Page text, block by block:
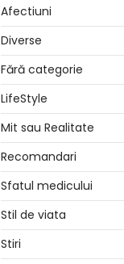
Afectiuni
Diverse
Fără categorie
LifeStyle
Mit sau Realitate
Recomandari
Sfatul medicului
Stil de viata
Stiri